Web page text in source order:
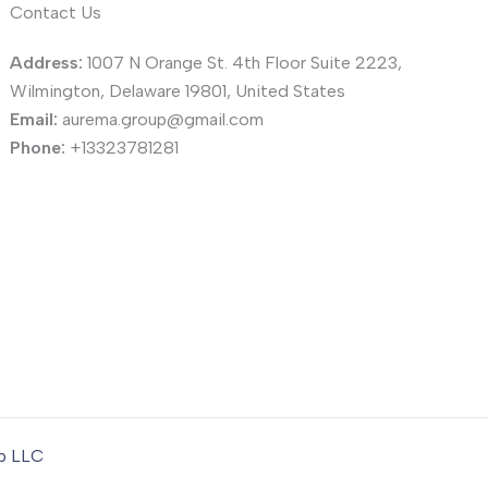
Contact Us
Address: 1007 N Orange St. 4th Floor Suite 2223,
Wilmington, Delaware 19801, United States
Email: aurema.group@gmail.com
Phone: +13323781281
LLC